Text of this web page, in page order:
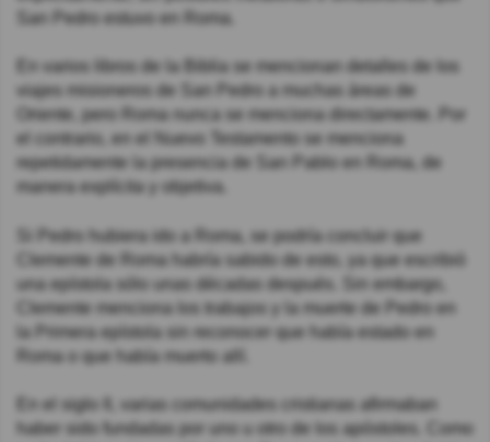
San Pedro estuvo en Roma.
En varios libros de la Biblia se mencionan detalles de los
viajes misioneros de San Pedro a muchas áreas de
Oriente, pero Roma nunca se menciona directamente. Por
el contrario, en el Nuevo Testamento se menciona
repetidamente la presencia de San Pablo en Roma, de
manera explícita y objetiva.
Si Pedro hubiera ido a Roma, se podría concluir que
Clemente de Roma habría sabido de esto, ya que escribió
una epístola sólo unas décadas después. Sin embargo,
Clemente menciona los trabajos y la muerte de Pedro en
la Primera epístola sin reconocer que había estado en
Roma o que había muerto allí.
En el siglo II, varias comunidades cristianas afirmaban
haber sido fundadas por uno u otro de los apóstoles. Como